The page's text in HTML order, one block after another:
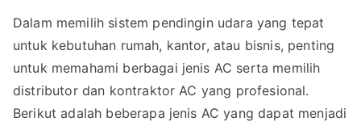
Dalam memilih sistem pendingin udara yang tepat
untuk kebutuhan rumah, kantor, atau bisnis, penting
untuk memahami berbagai jenis AC serta memilih
distributor dan kontraktor AC yang profesional.
Berikut adalah beberapa jenis AC yang dapat menjadi